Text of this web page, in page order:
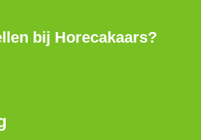
bij Horecakaars?